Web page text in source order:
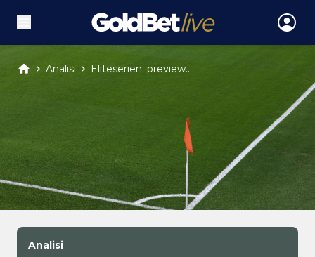
Analisi Eliteserien: preview...
Analisi